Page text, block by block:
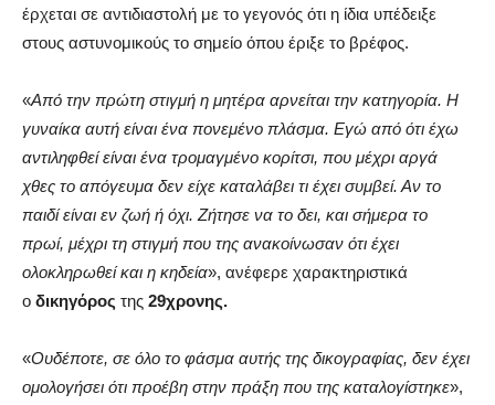
έρχεται σε αντιδιαστολή με το γεγονός ότι η ίδια υπέδειξε
στους αστυνομικούς το σημείο όπου έριξε το βρέφος.
«Από την πρώτη στιγμή η μητέρα αρνείται την κατηγορία. Η
γυναίκα αυτή είναι ένα πονεμένο πλάσμα. Εγώ από ότι έχω
αντιληφθεί είναι ένα τρομαγμένο κορίτσι, που μέχρι αργά
χθες το απόγευμα δεν είχε καταλάβει τι έχει συμβεί. Αν το
παιδί είναι εν ζωή ή όχι. Ζήτησε να το δει, και σήμερα το
πρωί, μέχρι τη στιγμή που της ανακοίνωσαν ότι έχει
ολοκληρωθεί και η κηδεία», ανέφερε χαρακτηριστικά
ο δικηγόρος της 29χρονης.
«Ουδέποτε, σε όλο το φάσμα αυτής της δικογραφίας, δεν έχει
ομολογήσει ότι προέβη στην πράξη που της καταλογίστηκε»,